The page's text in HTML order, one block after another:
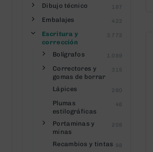
Dibujo técnico 187
Embalajes 422
Escritura y
corrección
3.772
Bolígrafos 1.089
Correctores y
gomas de borrar
315
Lápices 280
Plumas
estilográficas
46
Portaminas y
minas
208
Recambios y tintas 98